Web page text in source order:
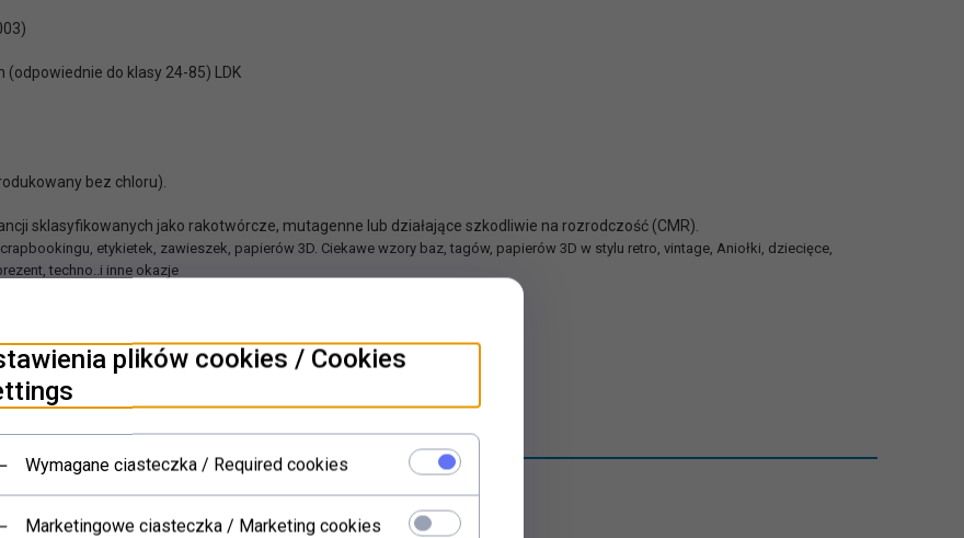
(odpowiednie do klasy 24-85) LDK
bez chloru).
sklasyfikowanych jako rakotwórcze, mutagenne lub działające szkodliwie na rozrodczość (CMR).
etykietek, zawieszek, papierów 3D. Ciekawe wzory baz, tagów, papierów 3D w stylu retro, vintage, Aniołki, dziecięce,
techno..i inne okazje
PRODUKTY POWIĄZANE
plików cookies / Cookies
Wymagane ciasteczka / Required cookies
Marketingowe ciasteczka / Marketing cookies